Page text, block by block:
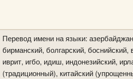
Перевод имени на языки:
бирманский, болгарский, боснийский,
иврит, игбо, идиш, индонезийский,
(традиционный), китайский